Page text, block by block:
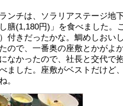
ンチは、ソラリアステージ地
膳(1,180円)」を食べました。
付きだったかな。鯛めしおい
ので、一番奥の座敷とかがよ
なかったので、社長と交代で
ました。座敷がベストだけど
。